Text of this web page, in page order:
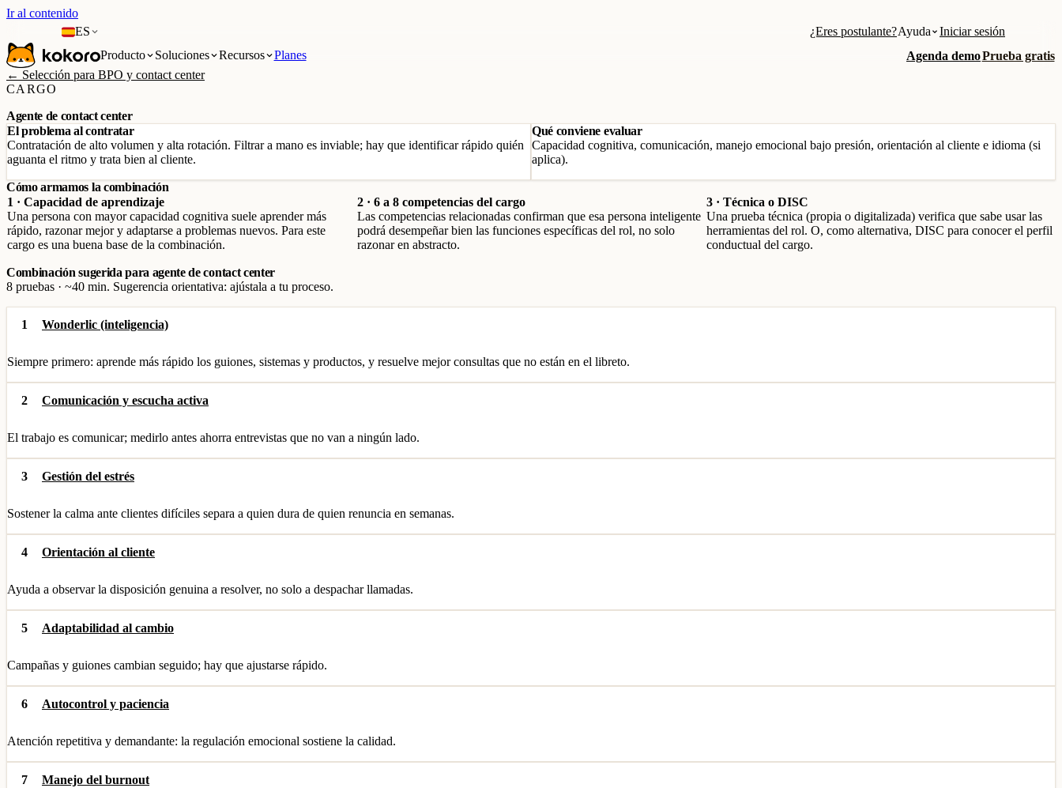
Ir al contenido
ES
¿Eres postulante?Ayuda
Iniciar sesión
Producto
Soluciones Recursos Planes Agenda demoPrueba gratis
← Selección para BPO y contact center
CARGO
Agente de contact center
El problema al contratar
Contratación de alto volumen y alta rotación. Filtrar a mano es inviable; hay que identificar rápido quién
aguanta el ritmo y trata bien al cliente.
Qué conviene evaluar
Capacidad cognitiva, comunicación, manejo emocional bajo presión, orientación al cliente e idioma (si
aplica).
Cómo armamos la combinación
1 · Capacidad de aprendizaje
Una persona con mayor capacidad cognitiva suele aprender más
rápido, razonar mejor y adaptarse a problemas nuevos. Para este
cargo es una buena base de la combinación.
2 · 6 a 8 competencias del cargo
Las competencias relacionadas confirman que esa persona inteligente
podrá desempeñar bien las funciones específicas del rol, no solo
razonar en abstracto.
3 · Técnica o DISC
Una prueba técnica (propia o digitalizada) verifica que sabe usar las
herramientas del rol. O, como alternativa, DISC para conocer el perfil
conductual del cargo.
Combinación sugerida para agente de contact center
8 pruebas · ~40 min. Sugerencia orientativa: ajústala a tu proceso.
1 Wonderlic (inteligencia)
Siempre primero: aprende más rápido los guiones, sistemas y productos, y resuelve mejor consultas que no están en el libreto.
2 Comunicación y escucha activa
El trabajo es comunicar; medirlo antes ahorra entrevistas que no van a ningún lado.
3 Gestión del estrés
Sostener la calma ante clientes difíciles separa a quien dura de quien renuncia en semanas.
4 Orientación al cliente
Ayuda a observar la disposición genuina a resolver, no solo a despachar llamadas.
5 Adaptabilidad al cambio
Campañas y guiones cambian seguido; hay que ajustarse rápido.
6 Autocontrol y paciencia
Atención repetitiva y demandante: la regulación emocional sostiene la calidad.
7 Manejo del burnout